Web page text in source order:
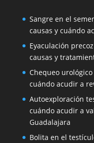
Sangre en el
causas y cuándo
Eyaculación
causas y
Chequeo
cuándo acudir a
Autoexploración
cuándo acudir a
Guadalajara
Bolita en el